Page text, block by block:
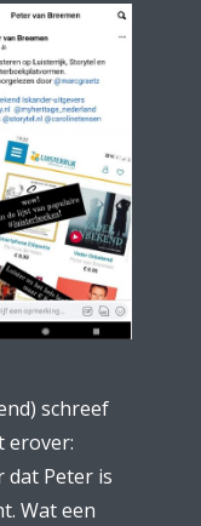
schreef
erover:
dat Peter is
Wat een